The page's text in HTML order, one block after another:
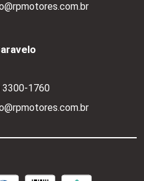
3300-1760